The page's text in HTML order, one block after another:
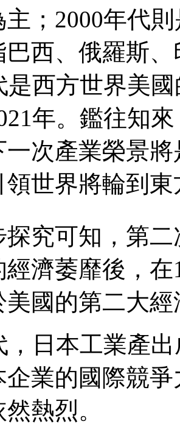
；2000年代
巴西、俄羅斯
是西方世界美
年。鑑往知
一次產業榮景
領世界將輪到
探究可知，第
經濟萎靡後，
美國的第二大經
，日本工業產
企業的國際競
熱烈。